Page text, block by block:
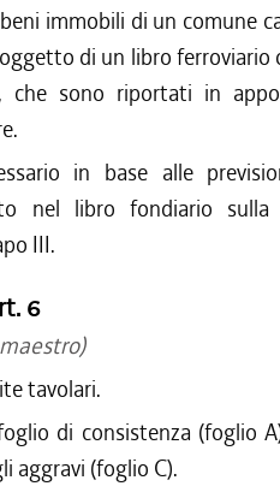
immobili di un comune
di un libro ferroviario
che sono riportati in
in base alle
nel libro fondiario sulla
III.
6
tavolari.
di consistenza (foglio
aggravi (foglio C).